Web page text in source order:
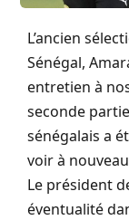
L’ancien
Sénégal,
entretien à
seconde
sénégalais a
voir à
Le président
éventualité